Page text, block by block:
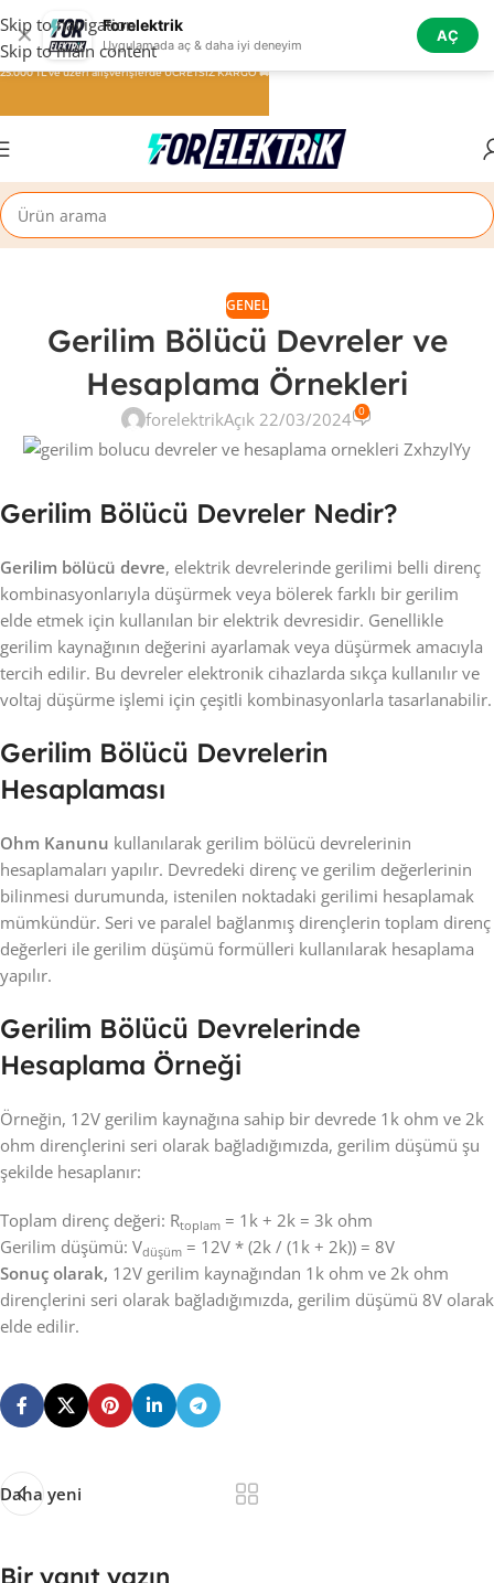
✕ Forelektrik
Uygulamada aç & daha iyi deneyim
AÇ
Skip to navigation
Skip to main content
GENEL
Gerilim Bölücü Devreler ve
Hesaplama Örnekleri
forelektrikAçık 22/03/2024 0
Gerilim Bölücü Devreler Nedir?
Gerilim bölücü devre, elektrik devrelerinde gerilimi belli direnç
kombinasyonlarıyla düşürmek veya bölerek farklı bir gerilim
elde etmek için kullanılan bir elektrik devresidir. Genellikle
gerilim kaynağının değerini ayarlamak veya düşürmek amacıyla
tercih edilir. Bu devreler elektronik cihazlarda sıkça kullanılır ve
voltaj düşürme işlemi için çeşitli kombinasyonlarla tasarlanabilir.
Gerilim Bölücü Devrelerin
Hesaplaması
Ohm Kanunu kullanılarak gerilim bölücü devrelerinin
hesaplamaları yapılır. Devredeki direnç ve gerilim değerlerinin
bilinmesi durumunda, istenilen noktadaki gerilimi hesaplamak
mümkündür. Seri ve paralel bağlanmış dirençlerin toplam direnç
değerleri ile gerilim düşümü formülleri kullanılarak hesaplama
yapılır.
Gerilim Bölücü Devrelerinde
Hesaplama Örneği
Örneğin, 12V gerilim kaynağına sahip bir devrede 1k ohm ve 2k
ohm dirençlerini seri olarak bağladığımızda, gerilim düşümü şu
şekilde hesaplanır:
Toplam direnç değeri: Rtoplam = 1k + 2k = 3k ohm
Gerilim düşümü: Vdüşüm = 12V * (2k / (1k + 2k)) = 8V
Sonuç olarak, 12V gerilim kaynağından 1k ohm ve 2k ohm
dirençlerini seri olarak bağladığımızda, gerilim düşümü 8V olarak
elde edilir.
Daha yeni
Bir yanıt yazın
25.000 TL ve üzeri alışverişlerde ÜCRETSİZ KARGO 🚚